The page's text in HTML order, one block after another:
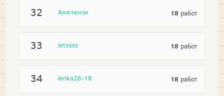
32 Анютенок 18 работ
33 letosss 18 работ
34 lenka26-18 18 работ